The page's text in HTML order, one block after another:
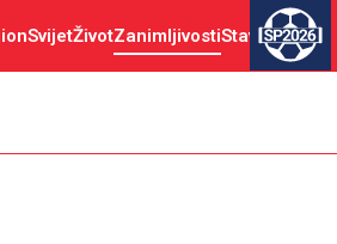
SvijetŽivotZanimljivostiStav SP2026